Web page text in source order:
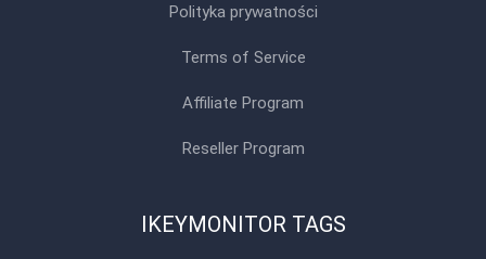
Polityka prywatności
Terms of Service
Affiliate Program
Reseller Program
IKEYMONITOR TAGS